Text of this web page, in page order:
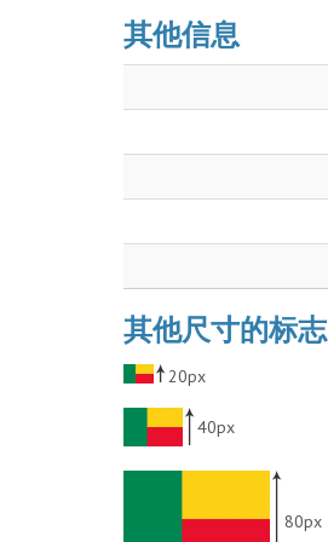
其他信息
其他尺寸的标志
20px
40px
80px